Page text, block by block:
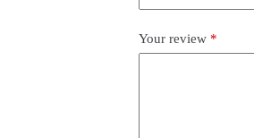
Your review *